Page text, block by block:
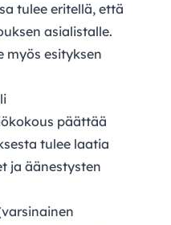
tulee eritellä, että
asialistalle.
myös esityksen
päättää
tulee laatia
ja äänestysten